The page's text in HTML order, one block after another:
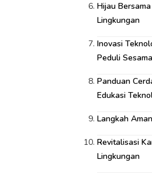
Hijau
Lingkungan
Inovasi
Peduli Sesama
Panduan
Edukasi
Langkah
Revitalisasi
Lingkungan